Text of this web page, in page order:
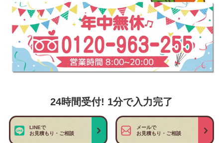
24時間受付! 1分で入力完了
LINEで
お見積もり・ご相談
メールで
お見積もり・ご相談